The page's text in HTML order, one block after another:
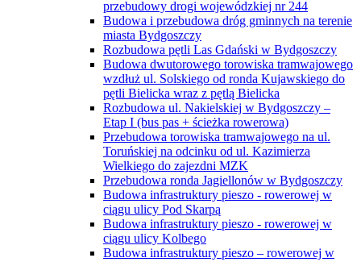
przebudowy drogi wojewódzkiej nr 244
Budowa i przebudowa dróg gminnych na terenie
miasta Bydgoszczy
Rozbudowa pętli Las Gdański w Bydgoszczy
Budowa dwutorowego torowiska tramwajowego
wzdłuż ul. Solskiego od ronda Kujawskiego do
pętli Bielicka wraz z pętlą Bielicka
Rozbudowa ul. Nakielskiej w Bydgoszczy –
Etap I (bus pas + ścieżka rowerowa)
Przebudowa torowiska tramwajowego na ul.
Toruńskiej na odcinku od ul. Kazimierza
Wielkiego do zajezdni MZK
Przebudowa ronda Jagiellonów w Bydgoszczy
Budowa infrastruktury pieszo - rowerowej w
ciągu ulicy Pod Skarpą
Budowa infrastruktury pieszo - rowerowej w
ciągu ulicy Kolbego
Budowa infrastruktury pieszo – rowerowej w